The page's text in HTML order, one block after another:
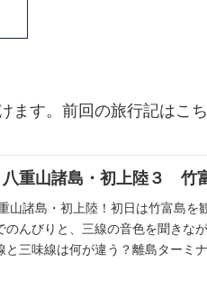
ます。前回の旅行記はこ
八重山諸島・初上陸３ 竹
山諸島・初上陸！初日は竹富島を
のんびりと、三線の音色を聞きな
と三味線は何が違う？離島ターミ